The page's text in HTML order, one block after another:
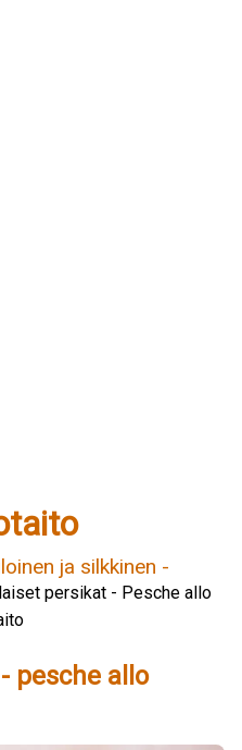
ja silkkinen -
persikat - Pesche allo
pesche allo